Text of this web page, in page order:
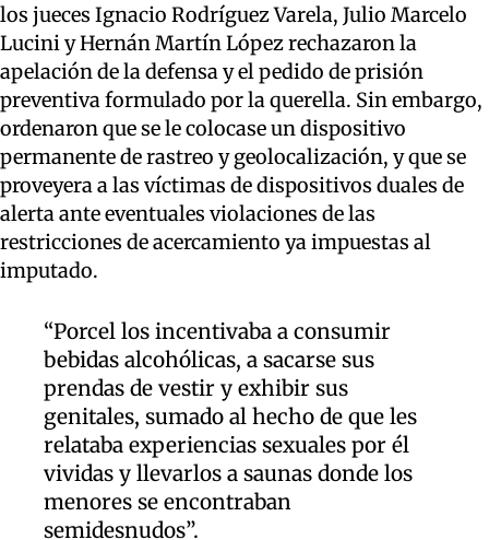
los jueces Ignacio Rodríguez Varela, Julio Marcelo
Lucini y Hernán Martín López rechazaron la
apelación de la defensa y el pedido de prisión
preventiva formulado por la querella. Sin embargo,
ordenaron que se le colocase un dispositivo
permanente de rastreo y geolocalización, y que se
proveyera a las víctimas de dispositivos duales de
alerta ante eventuales violaciones de las
restricciones de acercamiento ya impuestas al
imputado.
“Porcel los incentivaba a consumir
bebidas alcohólicas, a sacarse sus
prendas de vestir y exhibir sus
genitales, sumado al hecho de que les
relataba experiencias sexuales por él
vividas y llevarlos a saunas donde los
menores se encontraban
semidesnudos”.